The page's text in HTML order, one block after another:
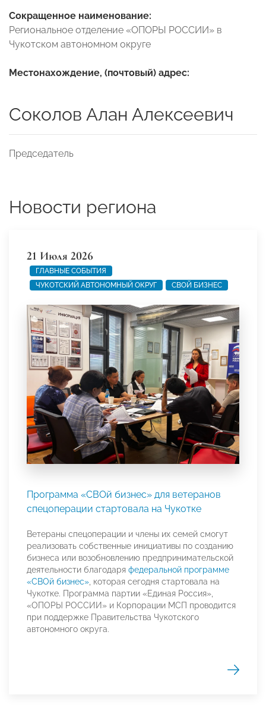
Сокращенное наименование:
Региональное отделение «ОПОРЫ РОССИИ» в
Чукотском автономном округе
Местонахождение, (почтовый) адрес:
Соколов Алан Алексеевич
Председатель
Новости региона
21 Июля 2026
ГЛАВНЫЕ СОБЫТИЯ
ЧУКОТСКИЙ АВТОНОМНЫЙ ОКРУГ
СВОЙ БИЗНЕС
Программа «СВОй бизнес» для ветеранов
спецоперации стартовала на Чукотке
Ветераны спецоперации и члены их семей смогут
реализовать собственные инициативы по созданию
бизнеса или возобновлению предпринимательской
деятельности благодаря федеральной программе
«СВОй бизнес», которая сегодня стартовала на
Чукотке. Программа партии «Единая Россия»,
«ОПОРЫ РОССИИ» и Корпорации МСП проводится
при поддержке Правительства Чукотского
автономного округа.